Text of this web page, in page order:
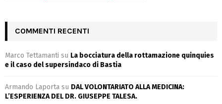
COMMENTI RECENTI
Marco Tettamanti su La bocciatura della rottamazione quinquies
e il caso del supersindaco di Bastia
Armando Laporta su DAL VOLONTARIATO ALLA MEDICINA:
L’ESPERIENZA DEL DR. GIUSEPPE TALESA.